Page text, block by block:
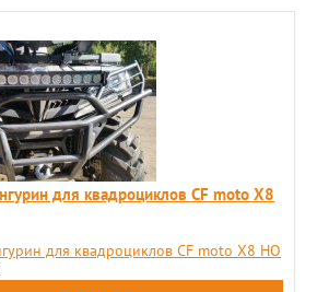
для квадроциклов CF moto X8
для квадроциклов CF moto X8 HO